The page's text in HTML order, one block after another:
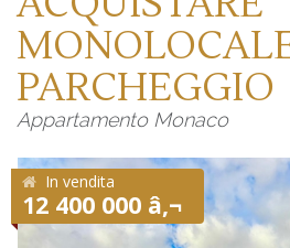
PARCHEGGIO
Appartamento Monaco
In vendita
12 400 000 â‚¬